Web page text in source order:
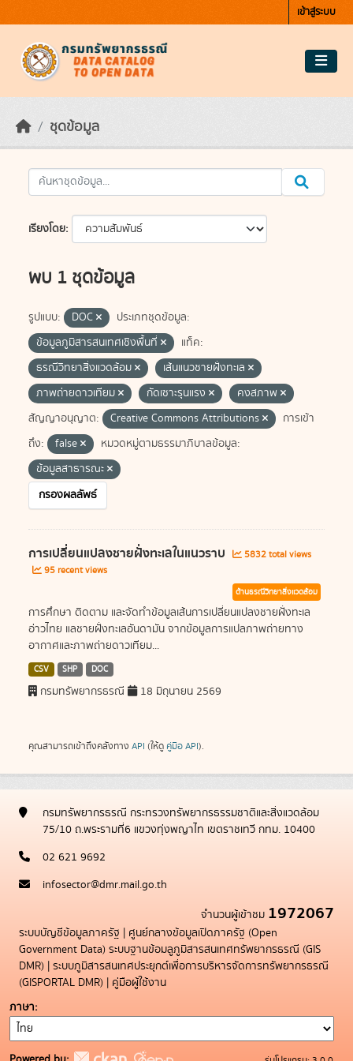
เข้าสู่ระบบ
ชุดข้อมูล
เรียงโดย
พบ 1 ชุดข้อมูล
รูปแบบ: DOC
ประเภทชุดข้อมูล:
ข้อมูลภูมิสารสนเทศเชิงพื้นที่
แท็ค:
ธรณีวิทยาสิ่งแวดล้อม
เส้นแนวชายฝั่งทะเล
ภาพถ่ายดาวเทียม
กัดเซาะรุนแรง
คงสภาพ
สัญญาอนุญาต:
Creative Commons Attributions
การเข้า
ถึง:
false
หมวดหมู่ตามธรรมาภิบาลข้อมูล:
ข้อมูลสาธารณะ
กรองผลลัพธ์
การเปลี่ยนแปลงชายฝั่งทะเลในแนวราบ
5832 total views
95 recent views
ด้านธรณีวิทยาสิ่งแวดล้อม
การศึกษา ติดตาม และจัดทำข้อมูลเส้นการเปลี่ยนแปลงชายฝั่งทะเล
อ่าวไทย แลชายฝั่งทะเลอันดามัน จากข้อมูลการแปลภาพถ่ายทาง
อากาศและภาพถ่ายดาวเทียม...
CSV SHP DOC
กรมทรัพยากรธรณี 18 มิถุนายน 2569
คุณสามารถเข้าถึงคลังทาง API (ให้ดู คู่มือ API).
กรมทรัพยากรธรณี กระทรวงทรัพยากรธรรมชาติและสิ่งแวดล้อม
75/10 ถ.พระรามที่6 แขวงทุ่งพญาไท เขตราชเทวี กทม. 10400
02 621 9692
infosector@dmr.mail.go.th
จำนวนผู้เข้าชม 1972067
ระบบบัญชีข้อมูลภาครัฐ | ศูนย์กลางข้อมูลเปิดภาครัฐ (Open
Government Data) ระบบฐานข้อมลูภูมิสารสนเทศทรัพยากรธรณี (GIS
DMR) | ระบบภูมิสารสนเทศประยุกต์เพื่อการบริหารจัดการทรัพยากรธรณี
(GISPORTAL DMR) | คู่มือผู้ใช้งาน
ภาษา